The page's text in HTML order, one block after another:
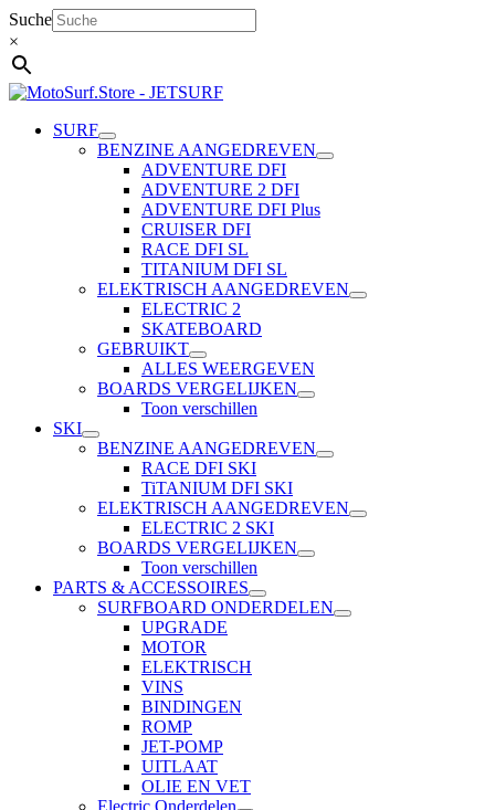
Ga
naar
de
inhoud
Suche
×
SURF
BENZINE AANGEDREVEN
ADVENTURE DFI
ADVENTURE 2 DFI
ADVENTURE DFI Plus
CRUISER DFI
RACE DFI SL
TITANIUM DFI SL
ELEKTRISCH AANGEDREVEN
ELECTRIC 2
SKATEBOARD
GEBRUIKT
ALLES WEERGEVEN
BOARDS VERGELIJKEN
Toon verschillen
SKI
BENZINE AANGEDREVEN
RACE DFI SKI
TiTANIUM DFI SKI
ELEKTRISCH AANGEDREVEN
ELECTRIC 2 SKI
BOARDS VERGELIJKEN
Toon verschillen
PARTS & ACCESSOIRES
SURFBOARD ONDERDELEN
UPGRADE
MOTOR
ELEKTRISCH
VINS
BINDINGEN
ROMP
JET-POMP
UITLAAT
OLIE EN VET
Electric Onderdelen